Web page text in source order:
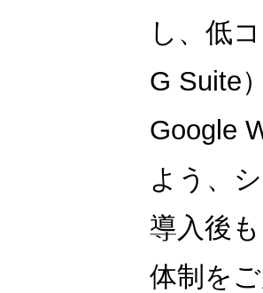
し、低
G Suite
Google
よう、
導入後
体制を